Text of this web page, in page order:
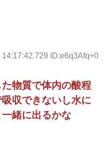
ID:e6q3Afq+0
物質で体内の酸程
収できないし水に
緒に出るかな